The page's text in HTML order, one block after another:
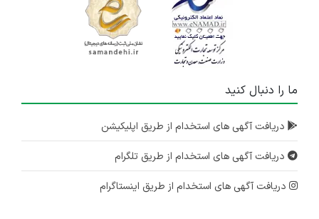
ما را دنبال کنید
دریافت آگهی های استخدام از طریق اپلیکیشن
دریافت آگهی های استخدام از طریق تلگرام
دریافت آگهی های استخدام از طریق اینستاگرام